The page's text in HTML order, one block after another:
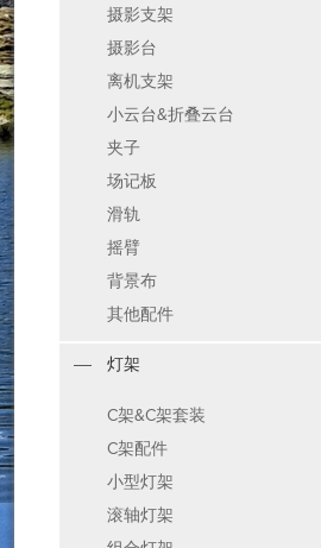
摄影支架
摄影台
离机支架
小云台&折叠云台
夹子
场记板
滑轨
摇臂
背景布
其他配件
灯架
C架&C架套装
C架配件
小型灯架
滚轴灯架